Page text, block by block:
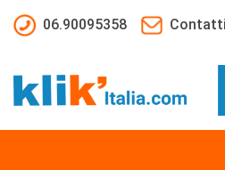
06.90095358
Contatti